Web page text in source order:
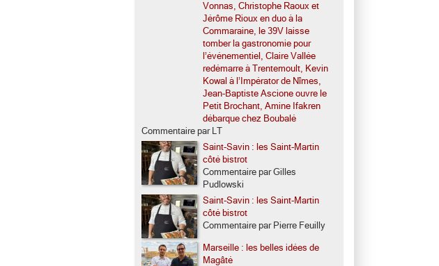
Vonnas, Christophe Raoux et
Jérôme Rioux en duo à la
Commaraine, le 39V laisse
tomber la gastronomie pour
l’événementiel, Claire Vallée
redémarre à Trentemoult, Kevin
Kowal à l’Impérator de Nîmes,
Jean-Baptiste Ascione ouvre le
Petit Brochant, Amine Ifakren
débarque chez Boubalé
Commentaire par LT
Saint-Savin : les Saint-Martin
côté bistrot
Commentaire par Gilles
Pudlowski
Saint-Savin : les Saint-Martin
côté bistrot
Commentaire par Pierre Feuilly
Marseille : les belles idées de
Magâté